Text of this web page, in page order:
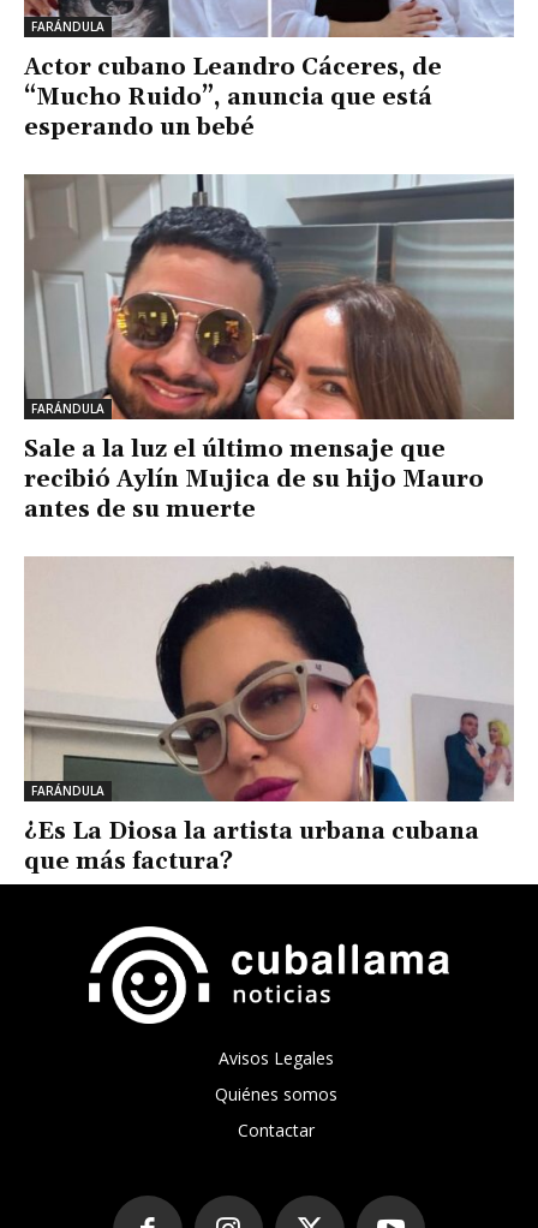
FARÁNDULA
Actor cubano Leandro Cáceres, de
“Mucho Ruido”, anuncia que está
esperando un bebé
FARÁNDULA
Sale a la luz el último mensaje que
recibió Aylín Mujica de su hijo Mauro
antes de su muerte
FARÁNDULA
¿Es La Diosa la artista urbana cubana
que más factura?
Avisos Legales
Quiénes somos
Contactar